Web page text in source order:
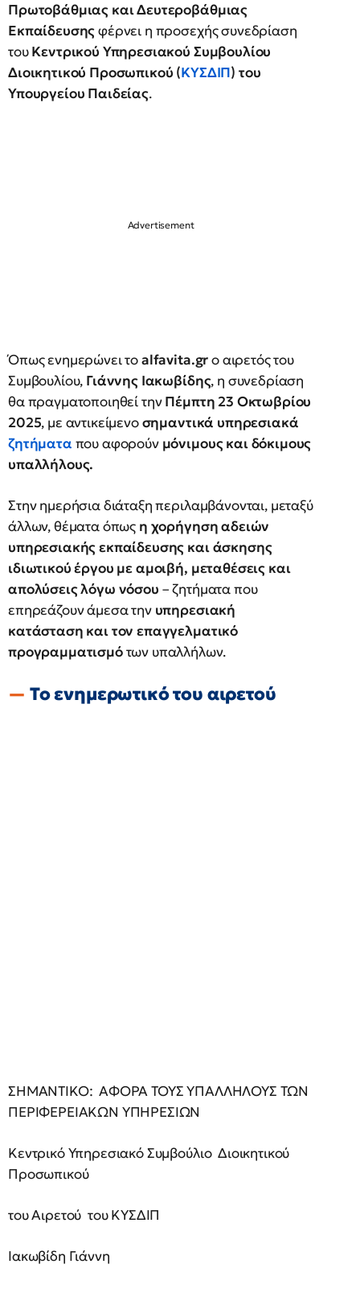
Πρωτοβάθμιας και Δευτεροβάθμιας
Εκπαίδευσηςφέρνει η προσεχής συνεδρίαση
τουΚεντρικού Υπηρεσιακού Συμβουλίου
Διοικητικού Προσωπικού (ΚΥΣΔΙΠ) του
Υπουργείου Παιδείας.
Όπως ενημερώνει τοalfavita.grο αιρετός του
Συμβουλίου, Γιάννης Ιακωβίδης, η συνεδρίαση
θα πραγματοποιηθεί τηνΠέμπτη 23 Οκτωβρίου
2025, με αντικείμενοσημαντικά υπηρεσιακά
ζητήματα που αφορούν μόνιμους και δόκιμους
υπαλλήλους.
Στην ημερήσια διάταξη περιλαμβάνονται, μεταξύ
άλλων, θέματα όπως η χορήγηση αδειών
υπηρεσιακής εκπαίδευσης και άσκησης
ιδιωτικού έργου με αμοιβή, μεταθέσεις και
απολύσεις λόγω νόσου – ζητήματα που
επηρεάζουν άμεσα την υπηρεσιακή
κατάσταση και τον επαγγελματικό
προγραμματισμότων υπαλλήλων.
Το ενημερωτικό του αιρετού
ΣΗΜΑΝΤΙΚΟ: ΑΦΟΡΑ ΤΟΥΣ ΥΠΑΛΛΗΛΟΥΣ ΤΩΝ
ΠΕΡΙΦΕΡΕΙΑΚΩΝ ΥΠΗΡΕΣΙΩΝ
Κεντρικό Υπηρεσιακό Συμβούλιο Διοικητικού
Προσωπικού
του Αιρετού του ΚΥΣΔΙΠ
Ιακωβίδη Γιάννη